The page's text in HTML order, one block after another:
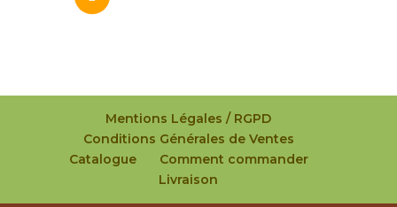
Mentions Légales / RGPD
Conditions Générales de Ventes
Catalogue
Comment commander
Livraison